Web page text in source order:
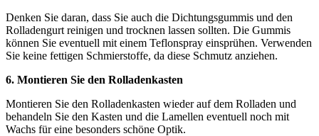
Denken Sie daran, dass Sie auch die Dichtungsgummis und den
Rolladengurt reinigen und trocknen lassen sollten. Die Gummis
können Sie eventuell mit einem Teflonspray einsprühen. Verwenden
Sie keine fettigen Schmierstoffe, da diese Schmutz anziehen.
6. Montieren Sie den Rolladenkasten
Montieren Sie den Rolladenkasten wieder auf dem Rolladen und
behandeln Sie den Kasten und die Lamellen eventuell noch mit
Wachs für eine besonders schöne Optik.